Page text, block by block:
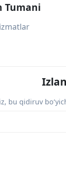
Tumani
bu qidiruv